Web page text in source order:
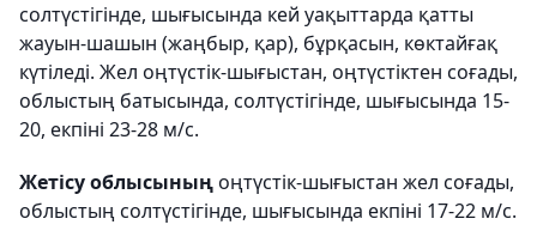
солтүстігінде, шығысында кей уақыттарда қатты
жауын-шашын (жаңбыр, қар), бұрқасын, көктайғақ
күтіледі. Жел оңтүстік-шығыстан, оңтүстіктен соғады,
облыстың батысында, солтүстігінде, шығысында 15-
20, екпіні 23-28 м/с.
Жетісу облысыныңоңтүстік-шығыстан жел соғады,
облыстың солтүстігінде, шығысында екпіні 17-22 м/с.